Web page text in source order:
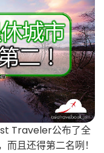
Traveler公布了全
且还得第二名咧！